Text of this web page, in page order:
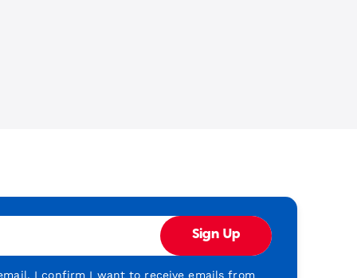
Sign Up
I confirm I want to receive emails from